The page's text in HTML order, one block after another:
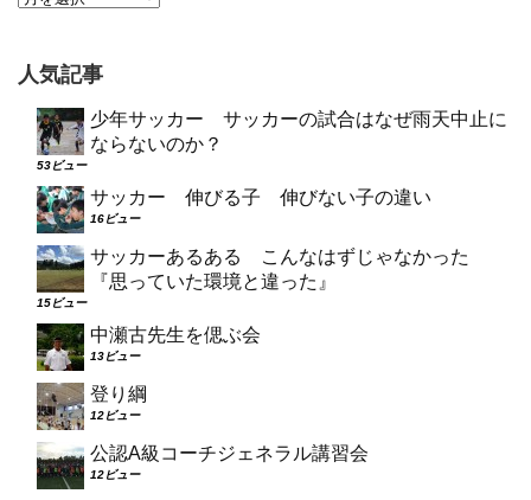
人気記事
少年サッカー サッカーの試合はなぜ雨天中止に
ならないのか？
53ビュー
サッカー 伸びる子 伸びない子の違い
16ビュー
サッカーあるある こんなはずじゃなかった
『思っていた環境と違った』
15ビュー
中瀬古先生を偲ぶ会
13ビュー
登り綱
12ビュー
公認A級コーチジェネラル講習会
12ビュー